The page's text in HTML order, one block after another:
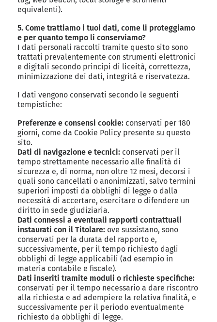
equivalenti).
5. Come trattiamo i tuoi dati, come li proteggiamo
e per quanto tempo li conserviamo?
I dati personali raccolti tramite questo sito sono
trattati prevalentemente con strumenti elettronici
e digitali secondo principi di liceità, correttezza,
minimizzazione dei dati, integrità e riservatezza.
I dati vengono conservati secondo le seguenti
tempistiche:
Preferenze e consensi cookie: conservati per 180
giorni, come da Cookie Policy presente su questo
sito.
Dati di navigazione e tecnici: conservati per il
tempo strettamente necessario alle finalità di
sicurezza e, di norma, non oltre 12 mesi, decorsi i
quali sono cancellati o anonimizzati, salvo termini
superiori imposti da obblighi di legge o dalla
necessità di accertare, esercitare o difendere un
diritto in sede giudiziaria.
Dati connessi a eventuali rapporti contrattuali
instaurati con il Titolare: ove sussistano, sono
conservati per la durata del rapporto e,
successivamente, per il tempo richiesto dagli
obblighi di legge applicabili (ad esempio in
materia contabile e fiscale).
Dati inseriti tramite moduli o richieste specifiche:
conservati per il tempo necessario a dare riscontro
alla richiesta e ad adempiere la relativa finalità, e
successivamente per il periodo eventualmente
richiesto da obblighi di legge.